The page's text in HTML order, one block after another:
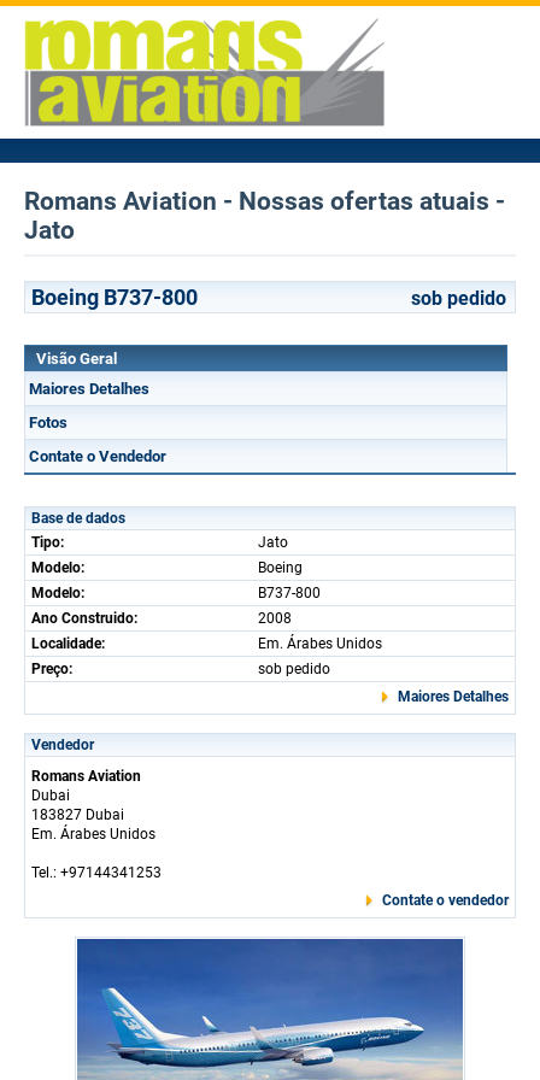
Romans Aviation - Nossas ofertas atuais -
Jato
Boeing B737-800 sob pedido
Visão Geral
Maiores Detalhes
Fotos
Contate o Vendedor
Base de dados
Tipo:
Jato
Modelo:
Boeing
Modelo:
B737-800
Ano Construido:
2008
Localidade:
Em. Árabes Unidos
Preço:
sob pedido
Maiores Detalhes
Vendedor
Romans Aviation
Dubai
183827 Dubai
Em. Árabes Unidos
Tel.: +97144341253
Contate o vendedor